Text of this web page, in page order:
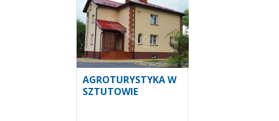
AGROTURYSTYKA W
SZTUTOWIE